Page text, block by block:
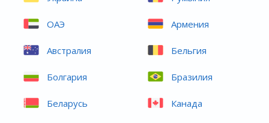
ОАЭ Армения
Австралия Бельгия
Болгария Бразилия
Беларусь Канада